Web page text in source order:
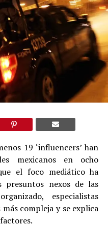
19 ‘influencers’ han
mexicanos en ocho
el foco mediático ha
nexos de las
especialistas
compleja y se explica